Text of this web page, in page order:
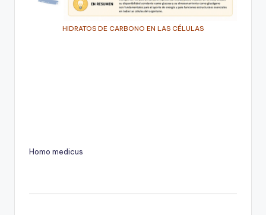
HIDRATOS DE CARBONO EN LAS CÉLULAS
Homo medicus